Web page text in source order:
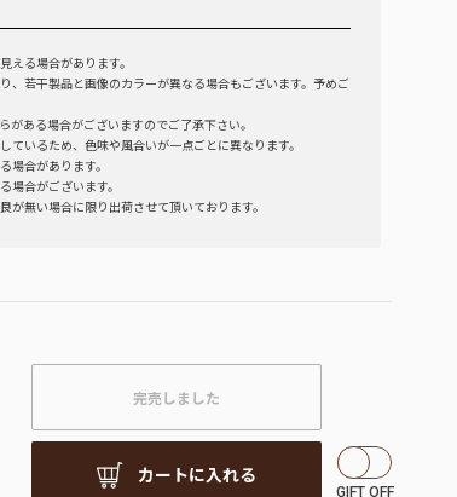
える場合があります。
、若干製品と画像のカラーが異なる場合もございます。予めご
ある場合がございますのでご了承下さい。
いるため、色味や風合いが一点ごとに異なります。
場合があります。
場合がございます。
無い場合に限り出荷させて頂いております。
完売しました
カートに入れる